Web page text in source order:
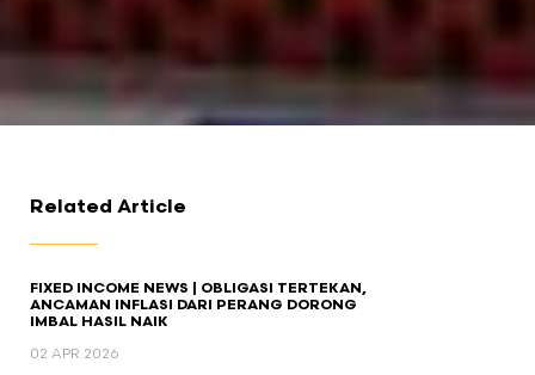
Related Article
FIXED INCOME NEWS | OBLIGASI TERTEKAN,
ANCAMAN INFLASI DARI PERANG DORONG
IMBAL HASIL NAIK
02 APR 2026